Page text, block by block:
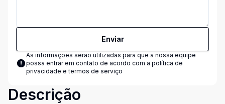
Enviar
As informações serão utilizadas para que a nossa equipe
possa entrar em contato de acordo com a política de
privacidade e termos de serviço
Descrição